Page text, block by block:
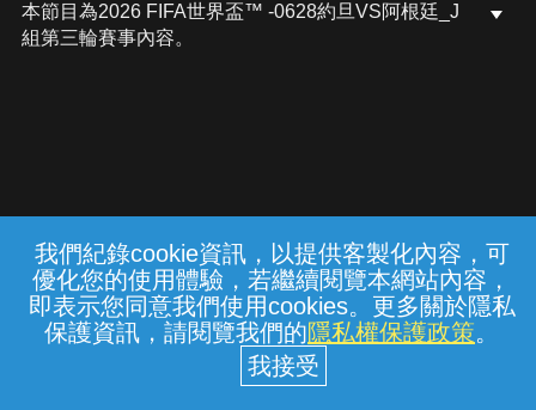
我們紀錄cookie資訊，以提供客製化內容，可
優化您的使用體驗，若繼續閱覽本網站內容，
即表示您同意我們使用cookies。更多關於隱私
保護資訊，請閱覽我們的隱私權保護政策。
本節目為2026 FIFA世界盃™ -0628約旦VS阿根廷_J
組第三輪賽事內容。
常見問題 線上客服 服務條款 隱私權保護
中華電信股份有限公司個人家庭分公司
(統一編號：96979949) © 2026
{{notifyMsg}}